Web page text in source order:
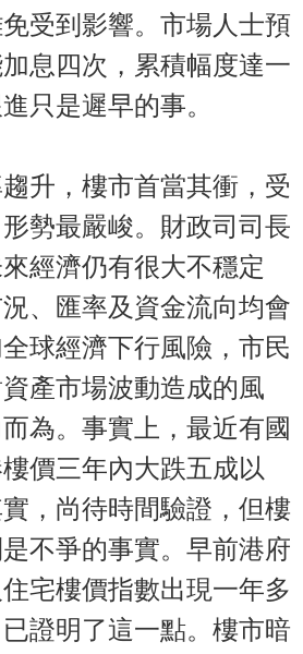
受到影響。市場人士預
息四次，累積幅度達一
只是遲早的事。
升，樓市首當其衝，受
勢最嚴峻。財政司司長
經濟仍有很大不穩定
、匯率及資金流向均會
球經濟下行風險，市民
產市場波動造成的風
為。事實上，最近有國
價三年內大跌五成以
實，尚待時間驗證，但樓
不爭的事實。早前港府
宅樓價指數出現一年多
證明了這一點。樓市暗